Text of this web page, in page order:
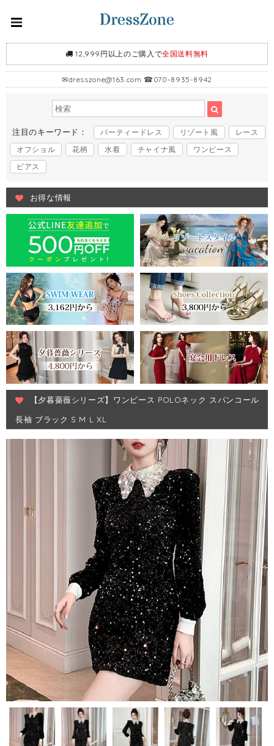
12,999円以上のご購入で全国送料無料
✉dresszone@163.com ☎070-8935-8942
注目のキーワード： パーティードレス リゾート風
レース
オフショル
花柄 水着 チャイナ風
ワンピース
ピアス
お得な情報
【夕暮薔薇シリーズ】ワンピース POLOネック スパンコール
長袖 ブラック S M L XL